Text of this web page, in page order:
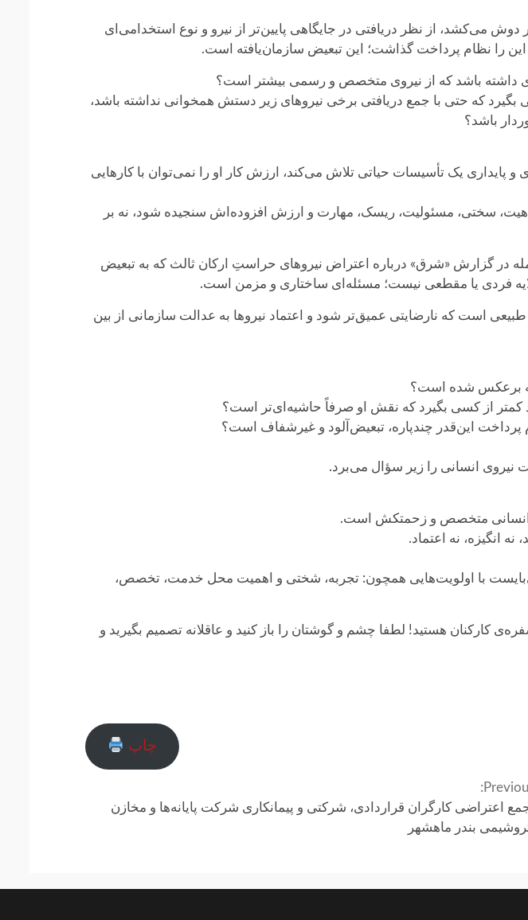
دوش می‌کشد، از نظر دریافتی در جایگاهی پایین‌تر از نیرو و نوع استخدامی‌ای
را نظام پرداخت گذاشت؛ این تبعیض سازمان‌یافته است.
داشته باشد که از نیروی متخصص و رسمی بیشتر است؟
که حتی با جمع دریافتی برخی نیروهای زیر دستش همخوانی نداشته باشد،
باشد؟
پایداری یک تأسیسات حیاتی تلاش می‌کند، ارزش کار او را نمی‌توان با کارهایی
سختی، مسئولیت، ریسک، مهارت و ارزش افزوده‌اش سنجیده شود، نه بر
در گزارش «شرق» درباره اعتراض نیروهای حراستِ ارکان ثالث که به تبعیض
فردی یا مقطعی نیست؛ مسئله‌ای ساختاری و مزمن است.
است که نارضایتی عمیق‌تر شود و اعتماد نیروها به عدالت سازمانی از بین
برعکس شده است؟
کمتر از کسی بگیرد که نقش او صرفاً حاشیه‌ای‌تر است؟
این‌قدر چندپاره، تبعیض‌آلود و غیرشفاف است؟
نیروی انسانی را زیر سؤال می‌برد.
انسانی متخصص و زحمتکش است.
انگیزه، نه اعتماد.
با اولویت‌هایی همچون: تجربه، شختی و اهمیت محل خدمت، تخصص،
کارکنان هستید! لطفا چشم و گوشتان را باز کنید و عاقلانه تصمیم بگیرید و
چاپ
اعتراضی کارگران قراردادی، شرکتی و پیمانکاری شرکت پایانه‌ها و مخازن
بندر ماهشهر